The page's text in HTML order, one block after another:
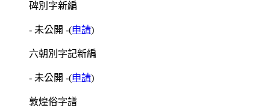
碑別字新編
- 未公開 -(申請)
六朝別字記新編
- 未公開 -(申請)
敦煌俗字譜